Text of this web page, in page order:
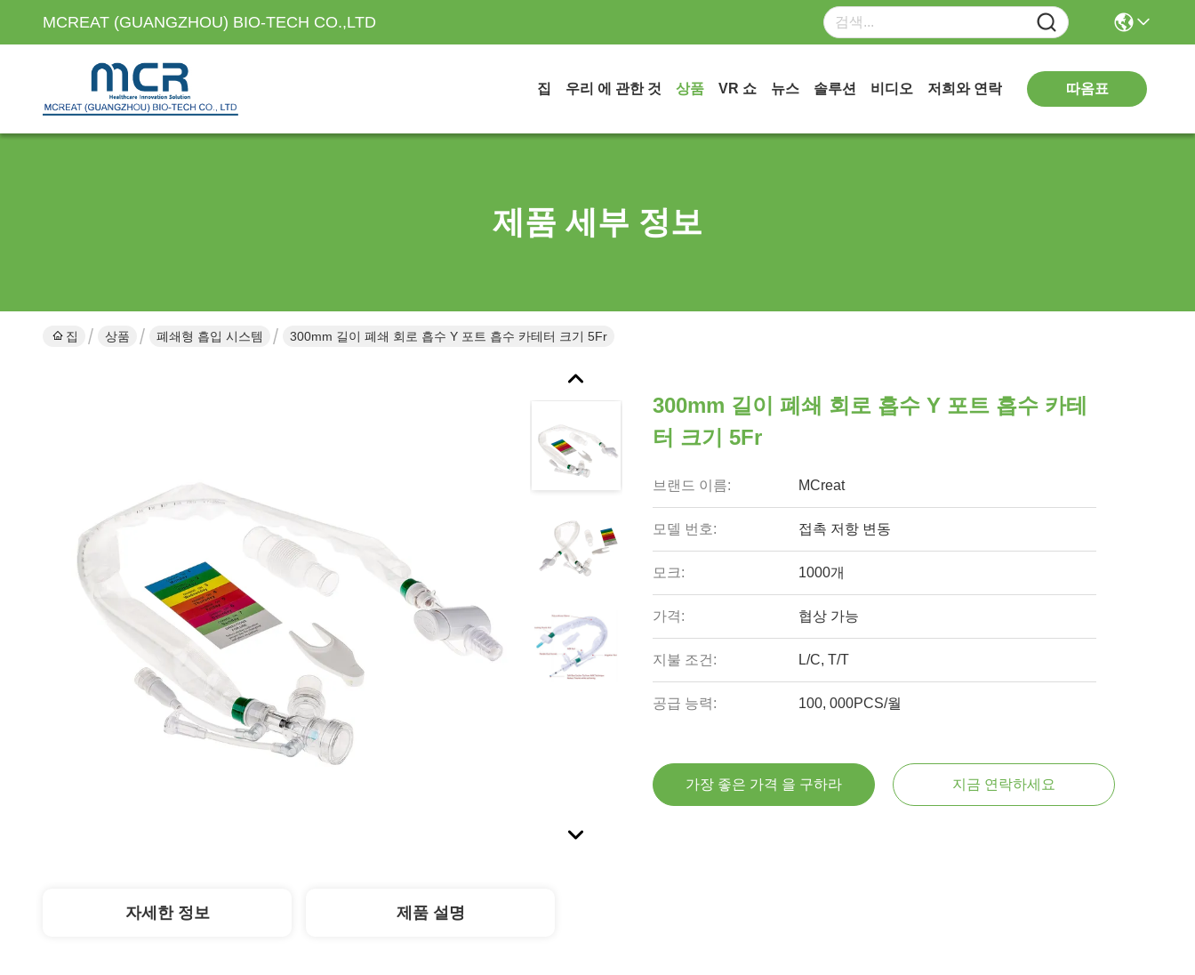
MCREAT (GUANGZHOU) BIO-TECH CO.,LTD
집 우리 에 관한 것 상품 VR 쇼 뉴스 솔루션 비디오 저희와 연락 따옴표
제품 세부 정보
집 상품 폐쇄형 흡입 시스템 300mm 길이 폐쇄 회로 흡수 Y 포트 흡수 카테터 크기 5Fr
300mm 길이 폐쇄 회로 흡수 Y 포트 흡수 카테
터 크기 5Fr
브랜드 이름: MCreat
모델 번호: 접촉 저항 변동
모크: 1000개
가격: 협상 가능
지불 조건: L/C, T/T
공급 능력: 100, 000PCS/월
가장 좋은 가격 을 구하라 지금 연락하세요
자세한 정보 제품 설명